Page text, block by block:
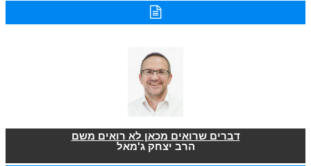
דברים שרואים מכאן לא רואים משם
הרב יצחק ג'מאל